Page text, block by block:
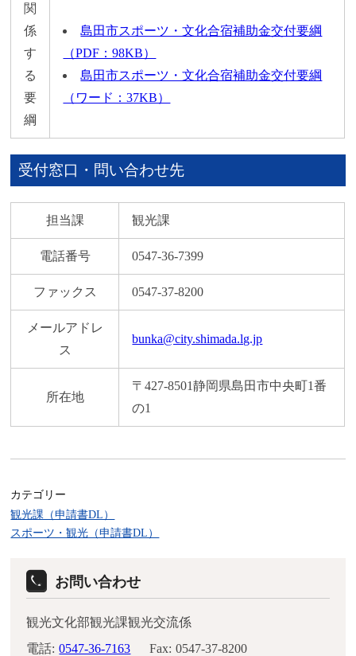
関
係
す
る
要
綱
島田市スポーツ・文化合宿補助金交付要綱
（PDF：98KB）
島田市スポーツ・文化合宿補助金交付要綱
（ワード：37KB）
受付窓口・問い合わせ先
担当課 観光課
電話番号 0547-36-7399
ファックス 0547-37-8200
メールアドレ
ス
bunka@city.shimada.lg.jp
所在地
〒427-8501静岡県島田市中央町1番
の1
カテゴリー
観光課（申請書DL）
スポーツ・観光（申請書DL）
お問い合わせ
観光文化部観光課観光交流係
電話: 0547-36-7163 Fax: 0547-37-8200